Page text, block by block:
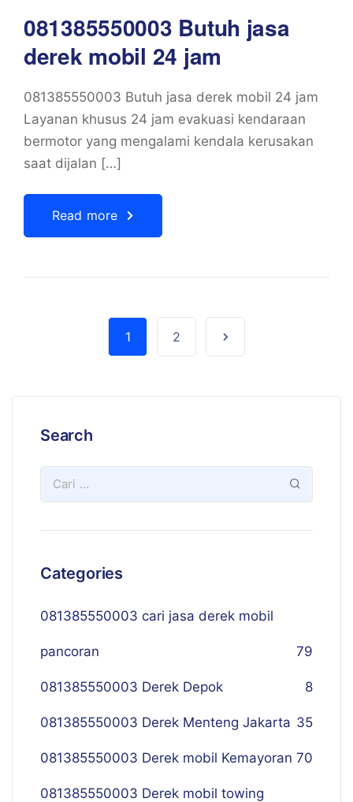
081385550003 Butuh jasa
derek mobil 24 jam
081385550003 Butuh jasa derek mobil 24 jam
Layanan khusus 24 jam evakuasi kendaraan
bermotor yang mengalami kendala kerusakan
saat dijalan […]
Read more
1 2
Search
Categories
081385550003 cari jasa derek mobil
pancoran 79
081385550003 Derek Depok 8
081385550003 Derek Menteng Jakarta 35
081385550003 Derek mobil Kemayoran 70
081385550003 Derek mobil towing